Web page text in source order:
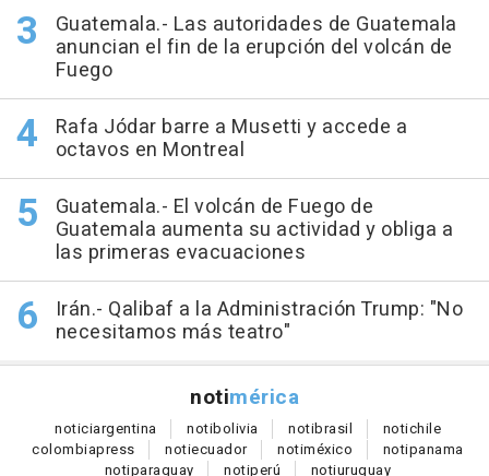
Guatemala.- Las autoridades de Guatemala
anuncian el fin de la erupción del volcán de
Fuego
Rafa Jódar barre a Musetti y accede a
octavos en Montreal
Guatemala.- El volcán de Fuego de
Guatemala aumenta su actividad y obliga a
las primeras evacuaciones
Irán.- Qalibaf a la Administración Trump: "No
necesitamos más teatro"
notimérica
noticiargentina notibolivia notibrasil notichile
colombiapress notiecuador notiméxico notipanama
notiparaguay notiperú notiuruguay